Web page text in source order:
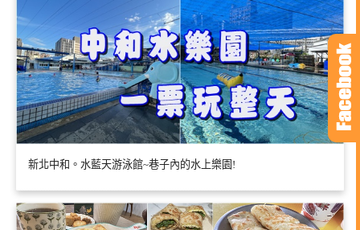
新北中和。水藍天游泳館~巷子內的水上樂園!